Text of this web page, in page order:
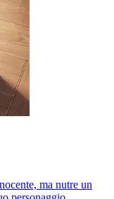
ma nutre un